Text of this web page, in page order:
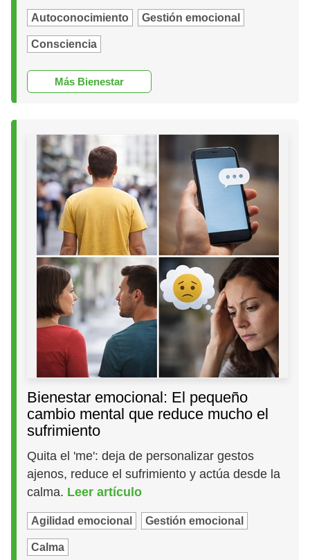
Autoconocimiento Gestión emocional
Consciencia
Más Bienestar
Bienestar emocional: El pequeño
cambio mental que reduce mucho el
sufrimiento
Quita el 'me': deja de personalizar gestos
ajenos, reduce el sufrimiento y actúa desde la
calma. Leer artículo
Agilidad emocional Gestión emocional
Calma